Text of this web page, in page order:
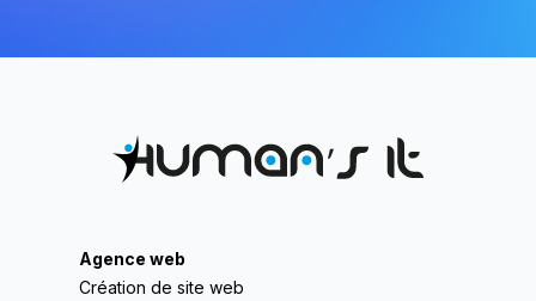
Agence web
Création de site web